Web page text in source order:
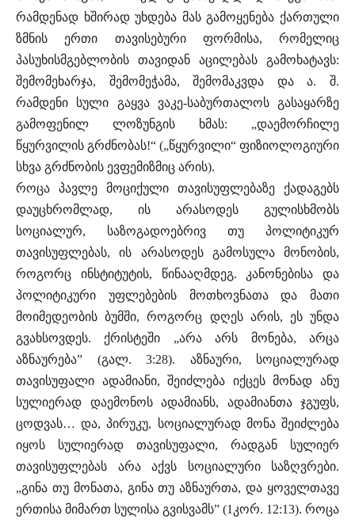
რამდენად ხშირად უხდება მას გამოყენება ქართული
ზმნის ერთი თავისებური ფორმისა, რომელიც
პასუხისმგებლობის თავიდან აცილებას გამოხატავს:
შემომეხარჯა, შემომეჭამა, შემომაკვდა და ა. შ.
რამდენი სული გაყვა ვაკე-საბურთალოს გასაყარზე
გამოფენილ ლოზუნგის ხმას: „დაემორჩილე
წყურვილის გრძნობას!“ („წყურვილი“ ფიზიოლოგიური
სხვა გრძნობის ევფემიზმიც არის).
როცა პავლე მოციქული თავისუფლებაზე ქადაგებს
დაუცხრომლად, ის არასოდეს გულისხმობს
სოციალურ, საზოგადოებრივ თუ პოლიტიკურ
თავისუფლებას, ის არასოდეს გამოსულა მონობის,
როგორც ინსტიტუტის, წინააღმდეგ. კანონებისა და
პოლიტიკური უფლებების მოთხოვნათა და მათი
მოიმედეობის ბუმში, როგორც დღეს არის, ეს უნდა
გვახსოვდეს. ქრისტეში „არა არს მონება, არცა
აზნაურება” (გალ. 3:28). აზნაური, სოციალურად
თავისუფალი ადამიანი, შეიძლება იქცეს მონად ანუ
სულიერად დაემონოს ადამიანს, ადამიანთა ჯგუფს,
ცოდვას… და, პირუკუ, სოციალურად მონა შეიძლება
იყოს სულიერად თავისუფალი, რადგან სულიერ
თავისუფლებას არა აქვს სოციალური საზღვრები.
„გინა თუ მონათა, გინა თუ აზნაურთა, და ყოველთავე
ერთისა მიმართ სულისა გვისვამს” (1კორ. 12:13). როცა